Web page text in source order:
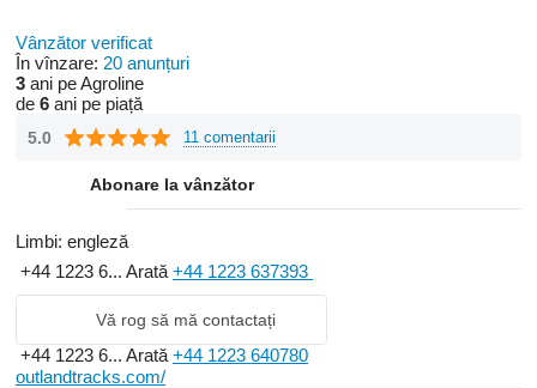
Vânzător verificat
În vînzare: 20 anunțuri
3 ani pe Agroline
de 6 ani pe piață
5.0 11 comentarii
Abonare la vânzător
Limbi: engleză
+44 1223 6... Arată+44 1223 637393
Vă rog să mă contactați
+44 1223 6... Arată +44 1223 640780
outlandtracks.com/